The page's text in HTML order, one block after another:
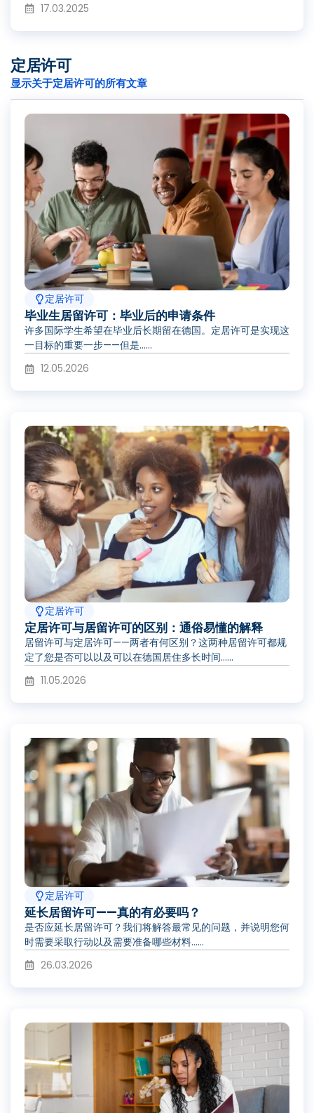
17.03.2025
定居许可
显示关于定居许可的所有文章
定居许可
毕业生居留许可：毕业后的申请条件
许多国际学生希望在毕业后长期留在德国。定居许可是实现这
一目标的重要一步——但是……
12.05.2026
定居许可
定居许可与居留许可的区别：通俗易懂的解释
居留许可与定居许可——两者有何区别？这两种居留许可都规
定了您是否可以以及可以在德国居住多长时间……
11.05.2026
定居许可
延长居留许可——真的有必要吗？
是否应延长居留许可？我们将解答最常见的问题，并说明您何
时需要采取行动以及需要准备哪些材料……
26.03.2026